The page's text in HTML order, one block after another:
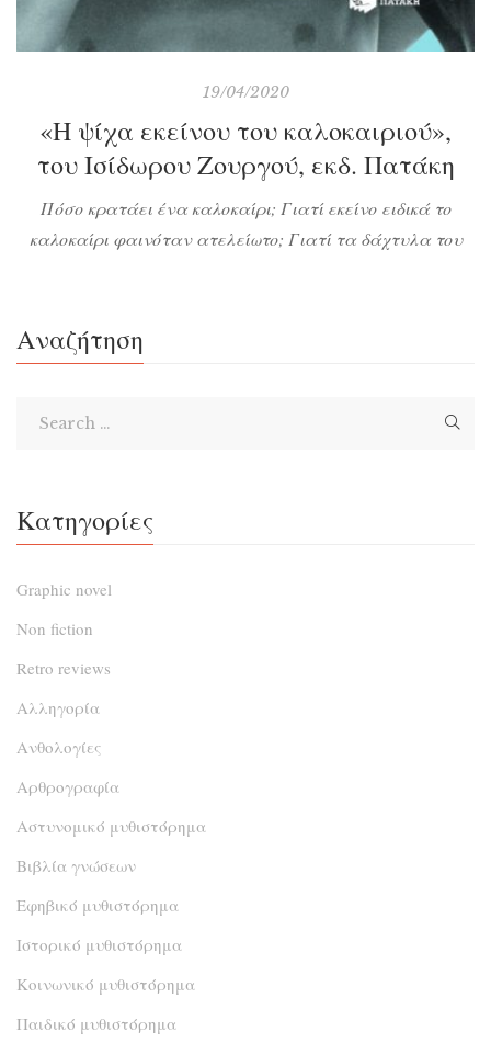
19/04/2020
«Η ψίχα εκείνου του καλοκαιριού»,
του Ισίδωρου Ζουργού, εκδ. Πατάκη
Πόσο κρατάει ένα καλοκαίρι; Γιατί εκείνο ειδικά το
καλοκαίρι φαινόταν ατελείωτο; Γιατί τα δάχτυλα του
και έσερνε μαζί του κι έναν άλλο φόβο, αυτόν της
ενηλικίωσης. Όλα αυτά μέσα σε παρέες όμοιες
Αναζήτηση
Κατηγορίες
Graphic novel
Non fiction
Retro reviews
Αλληγορία
Ανθολογίες
Αρθρογραφία
Αστυνομικό μυθιστόρημα
Βιβλία γνώσεων
Εφηβικό μυθιστόρημα
Ιστορικό μυθιστόρημα
Κοινωνικό μυθιστόρημα
Παιδικό μυθιστόρημα